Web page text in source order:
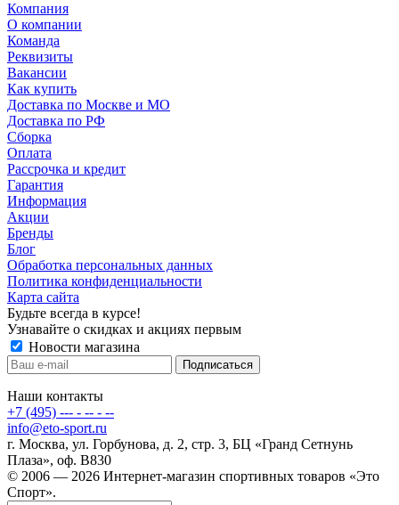
Компания
О компании
Команда
Реквизиты
Вакансии
Как купить
Доставка по Москве и МО
Доставка по РФ
Сборка
Оплата
Рассрочка и кредит
Гарантия
Информация
Акции
Бренды
Блог
Обработка персональных данных
Политика конфиденциальности
Карта сайта
Будьте всегда в курсе!
Узнавайте о скидках и акциях первым
Новости магазина
Наши контакты
+7 (495) --- - -- - --
info@eto-sport.ru
г. Москва, ул. Горбунова, д. 2, стр. 3, БЦ «Гранд Сетнунь
Плаза», оф. В830
© 2006 — 2026 Интернет-магазин спортивных товаров «Это
Спорт».